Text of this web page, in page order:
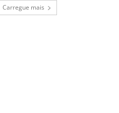
Carregue mais